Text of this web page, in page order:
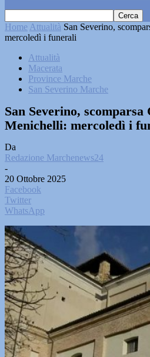
Home Attualità San Severino,
mercoledì i funerali
Attualità
Macerata
Province Marche
San Severino Marche
San Severino,
Menichelli: mercoledì i
Da
Redazione Marchenews24
-
20 Ottobre 2025
Facebook
Twitter
WhatsApp